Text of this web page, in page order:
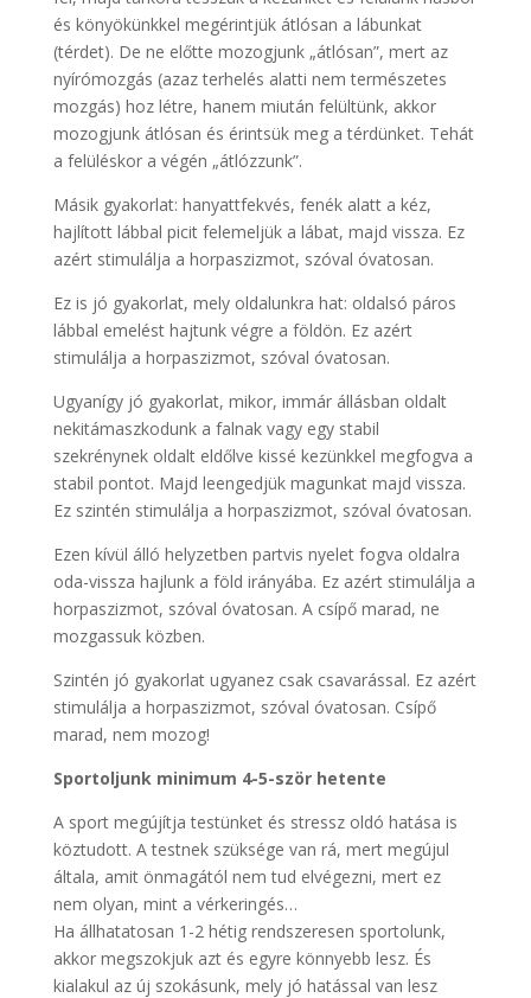
és könyökünkkel megérintjük átlósan a lábunkat
(térdet). De ne előtte mozogjunk „átlósan”, mert az
nyírómozgás (azaz terhelés alatti nem természetes
mozgás) hoz létre, hanem miután felültünk, akkor
mozogjunk átlósan és érintsük meg a térdünket. Tehát
a felüléskor a végén „átlózzunk”.
Másik gyakorlat: hanyattfekvés, fenék alatt a kéz,
hajlított lábbal picit felemeljük a lábat, majd vissza. Ez
azért stimulálja a horpaszizmot, szóval óvatosan.
Ez is jó gyakorlat, mely oldalunkra hat: oldalsó páros
lábbal emelést hajtunk végre a földön. Ez azért
stimulálja a horpaszizmot, szóval óvatosan.
Ugyanígy jó gyakorlat, mikor, immár állásban oldalt
nekitámaszkodunk a falnak vagy egy stabil
szekrénynek oldalt eldőlve kissé kezünkkel megfogva a
stabil pontot. Majd leengedjük magunkat majd vissza.
Ez szintén stimulálja a horpaszizmot, szóval óvatosan.
Ezen kívül álló helyzetben partvis nyelet fogva oldalra
oda-vissza hajlunk a föld irányába. Ez azért stimulálja a
horpaszizmot, szóval óvatosan. A csípő marad, ne
mozgassuk közben.
Szintén jó gyakorlat ugyanez csak csavarással. Ez azért
stimulálja a horpaszizmot, szóval óvatosan. Csípő
marad, nem mozog!
Sportoljunk minimum 4-5-ször hetente
A sport megújítja testünket és stressz oldó hatása is
köztudott. A testnek szüksége van rá, mert megújul
általa, amit önmagától nem tud elvégezni, mert ez
nem olyan, mint a vérkeringés…
Ha állhatatosan 1-2 hétig rendszeresen sportolunk,
akkor megszokjuk azt és egyre könnyebb lesz. És
kialakul az új szokásunk, mely jó hatással van lesz